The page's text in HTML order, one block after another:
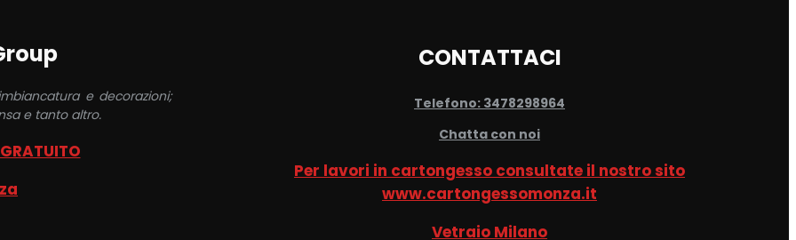
e decorazioni;
e tanto altro.
CONTATTACI
Telefono: 3478298964
Chatta con noi
Per lavori in cartongesso consultate il nostro sito
www.cartongessomonza.it
Vetraio Milano